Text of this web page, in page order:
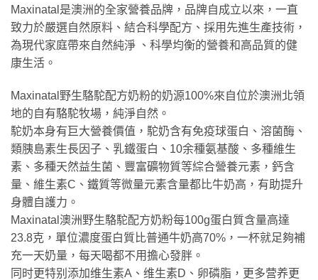
Maxinatal是澳洲的全家營養品牌，品牌自成立以來，一直
致力於嚴選自然原料、結合科學配方、採用先進生產技術，
為現代家庭帶來自然純淨 、科學均衡的營養和高品質的健
康生活。
Maxinatal野生駱駝配方奶粉的奶源100%來自位於澳洲北領
地的自有駱駝牧場，純淨自然。
駝奶本身有巨大營養價值，駝奶含有免疫球蛋白、溶菌酶、
類胰島素生長因子、乳鐵蛋白、10余種氨基酸、多種維生
素、多種天然益生菌、豐富礦物質等綜合營養元素，鈣含
量、維生素C、鐵質等微量元素含量都比牛奶高，有助提升
身體自護力。
Maxinatal澳洲野生駱駝配方奶粉每100g蛋白質含量高達
23.8克，單位濃度蛋白質比普通牛奶高70%，一杯就足夠補
充一天奶量，每天喝都不用擔心發胖。
同时更特别添加维生素A、维生素D、卵磷脂，更多营养更